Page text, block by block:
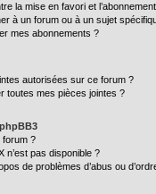
la mise en favori et
à un forum ou à un sujet
mes abonnements ?
autorisées sur ce forum ?
toutes mes pièces jointes ?
forum ?
n’est pas disponible ?
de problèmes d’abus ou